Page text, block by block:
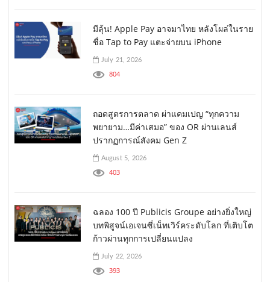
มีลุ้น! Apple Pay อาจมาไทย หลังโผล่ในราย
ชื่อ Tap to Pay แตะจ่ายบน iPhone
July 21, 2026
804
ถอดสูตรการตลาด ผ่าแคมเปญ “ทุกความ
พยายาม…มีค่าเสมอ” ของ OR ผ่านเลนส์
ปรากฏการณ์สังคม Gen Z
August 5, 2026
403
ฉลอง 100 ปี Publicis Groupe อย่างยิ่งใหญ่
บทพิสูจน์เอเจนซี่เน็ทเวิร์คระดับโลก ที่เติบโต
ก้าวผ่านทุกการเปลี่ยนแปลง
July 22, 2026
393